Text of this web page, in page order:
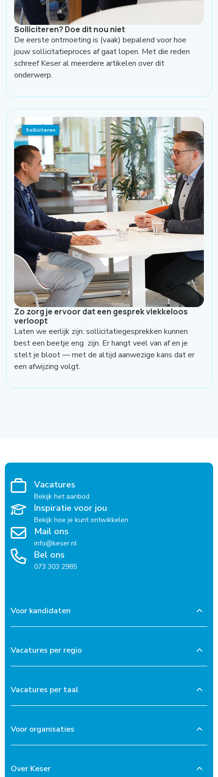
Solliciteren? Doe dit nou niet
De eerste ontmoeting is (vaak) bepalend voor hoe
jouw sollicitatieproces af gaat lopen. Met die reden
schreef Keser al meerdere artikelen over dit
onderwerp.
Solliciteren
Zo zorg je ervoor dat een gesprek vlekkeloos
verloopt
Laten we eerlijk zijn: sollicitatiegesprekken kunnen
best een beetje eng zijn. Er hangt veel van af en je
stelt je bloot — met de altijd aanwezige kans dat er
een afwijzing volgt.
Vacatures
Bekijk het aanbod
Inspiratie voor jou
Bekijk hoe je kunt ontwikkelen
Mail ons
info@keser.nl
Bel ons
073 303 2985
Voor kandidaten
Vacatures per regio
Vacatures per taal
Voor organisaties
Over Keser